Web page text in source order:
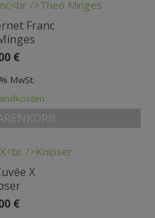
Franc
€
MwSt.
X
€